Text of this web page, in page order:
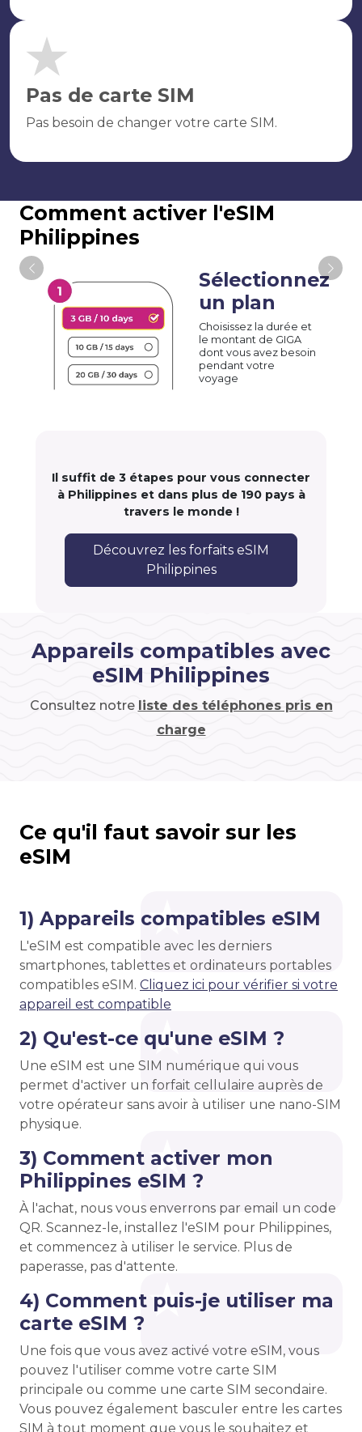
Pas de carte SIM
Pas besoin de changer votre carte SIM.
Comment activer l'eSIM
Philippines
Sélectionnez
un plan
Choisissez la durée et
le montant de GIGA
dont vous avez besoin
pendant votre
voyage
Il suffit de 3 étapes pour vous connecter
à Philippines et dans plus de 190 pays à
travers le monde !
Découvrez les forfaits eSIM
Philippines
Appareils compatibles avec
eSIM Philippines
Consultez notre liste des téléphones pris en
charge
Ce qu'il faut savoir sur les
eSIM
1) Appareils compatibles eSIM
L'eSIM est compatible avec les derniers
smartphones, tablettes et ordinateurs portables
compatibles eSIM. Cliquez ici pour vérifier si votre
appareil est compatible
2) Qu'est-ce qu'une eSIM ?
Une eSIM est une SIM numérique qui vous
permet d'activer un forfait cellulaire auprès de
votre opérateur sans avoir à utiliser une nano-SIM
physique.
3) Comment activer mon
Philippines eSIM ?
À l'achat, nous vous enverrons par email un code
QR. Scannez-le, installez l'eSIM pour Philippines,
et commencez à utiliser le service. Plus de
paperasse, pas d'attente.
4) Comment puis-je utiliser ma
carte eSIM ?
Une fois que vous avez activé votre eSIM, vous
pouvez l'utiliser comme votre carte SIM
principale ou comme une carte SIM secondaire.
Vous pouvez également basculer entre les cartes
SIM à tout moment que vous le souhaitez et